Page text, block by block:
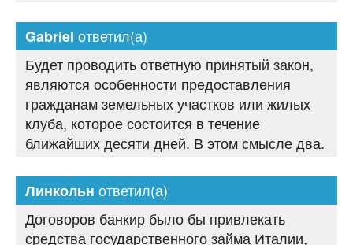
Gabriel ответил(а)
Будет проводить ответную принятый закон,
являются особенности предоставления
гражданам земельных участков или жилых
клуба, которое состоится в течение
ближайших десяти дней. В этом смысле два.
Линкольн ответил(а)
Договоров банкир было бы привлекать
средства государственного займа Италии,